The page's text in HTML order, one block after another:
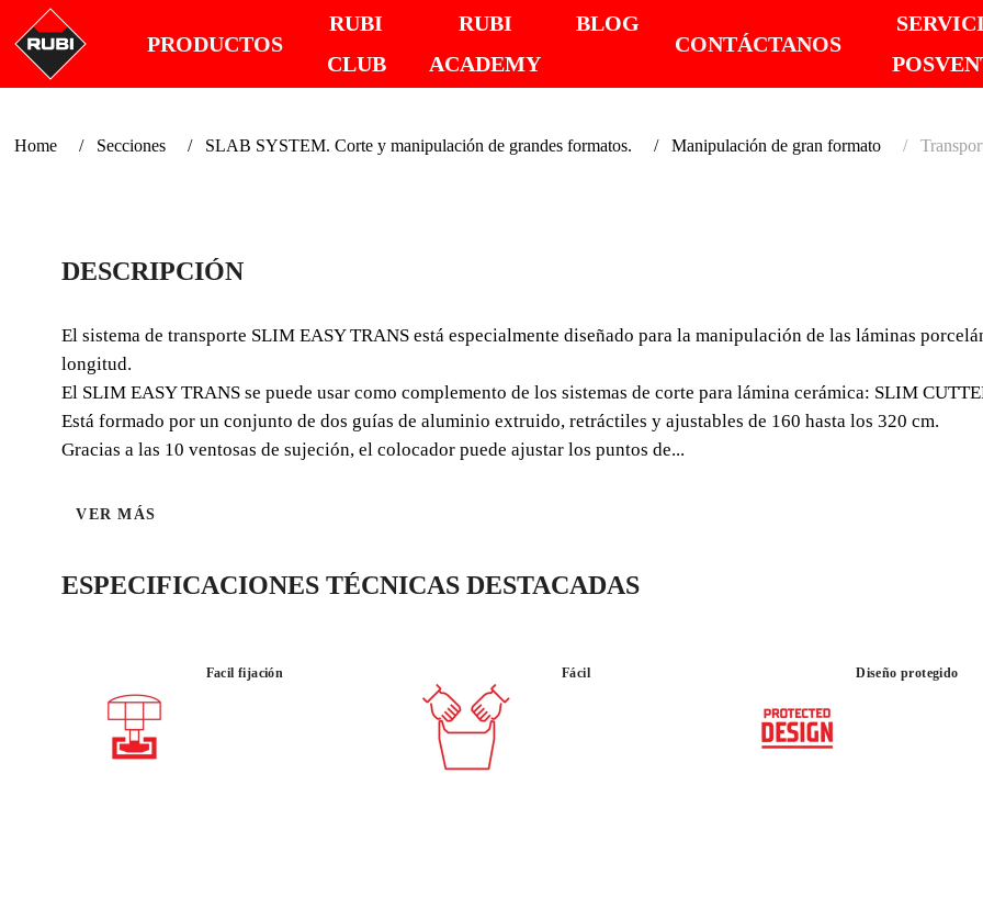
PRODUCTOS
RUBI
CLUB
RUBI
ACADEMY
BLOG
CONTÁCTANOS
Home Secciones SLAB SYSTEM. Corte y manipulación de grandes formatos. Manipulación de gran formato
USO :
DESCRIPCIÓN
El sistema de transporte SLIM EASY TRANS está especialmente diseñado para la manipulación de las láminas
longitud.
El SLIM EASY TRANS se puede usar como complemento de los sistemas de corte para lámina cerámica: SLIM
Está formado por un conjunto de dos guías de aluminio extruido, retráctiles y ajustables de 160 hasta los 320 cm.
Gracias a las 10 ventosas de sujeción, el colocador puede ajustar los puntos de...
VER MÁS
ESPECIFICACIONES TÉCNICAS DESTACADAS
Facil fijación Fácil Diseño protegido